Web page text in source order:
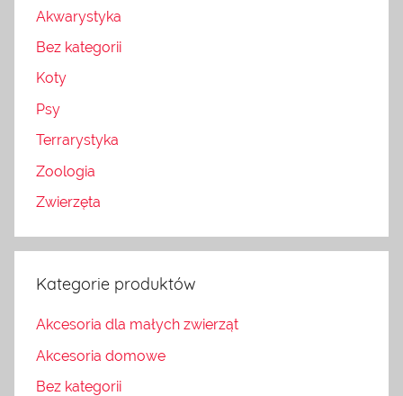
Akwarystyka
Bez kategorii
Koty
Psy
Terrarystyka
Zoologia
Zwierzęta
Kategorie produktów
Akcesoria dla małych zwierząt
Akcesoria domowe
Bez kategorii